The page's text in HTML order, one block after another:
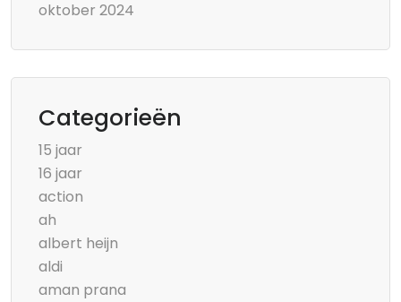
oktober 2024
Categorieën
15 jaar
16 jaar
action
ah
albert heijn
aldi
aman prana